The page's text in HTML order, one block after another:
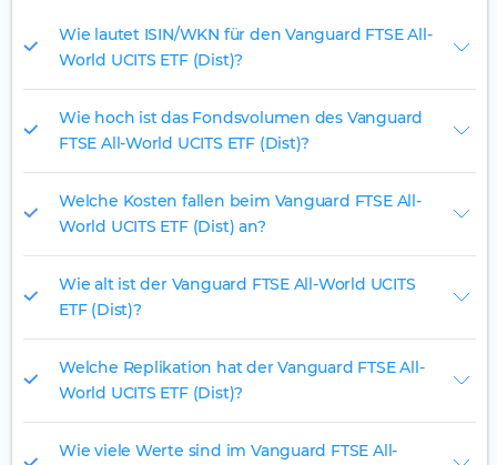
Wie lautet ISIN/WKN für den Vanguard FTSE All-
World UCITS ETF (Dist)?
Wie hoch ist das Fondsvolumen des Vanguard
FTSE All-World UCITS ETF (Dist)?
Welche Kosten fallen beim Vanguard FTSE All-
World UCITS ETF (Dist) an?
Wie alt ist der Vanguard FTSE All-World UCITS
ETF (Dist)?
Welche Replikation hat der Vanguard FTSE All-
World UCITS ETF (Dist)?
Wie viele Werte sind im Vanguard FTSE All-